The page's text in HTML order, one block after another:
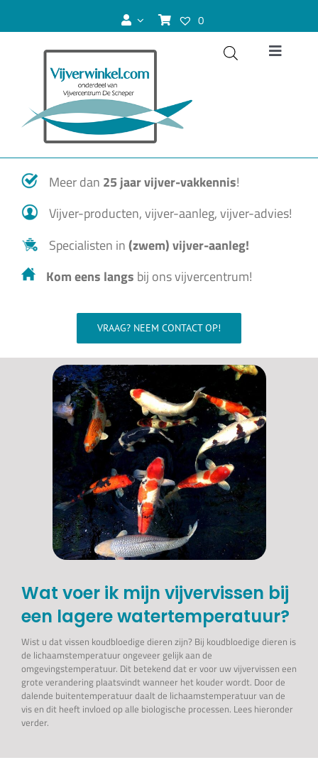
naar
0
Toggle
Zwemvijver
Koivijver
Vijverplanten
Waterkwaliteit
Aquarium
Onze showroom >>>
Meer dan 25 jaar vijver-vakkennis!
Vijver-producten, vijver-aanleg, vijver-advies!
Specialisten in(zwem) vijver-aanleg!
Kom eens langs bij ons vijvercentrum!
VRAAG? NEEM CONTACT OP!
Wat voer ik mijn vijvervissen bij
een lagere watertemperatuur?
Wist u dat vissen koudbloedige dieren zijn? Bij koudbloedige dieren is
de lichaamstemperatuur ongeveer gelijk aan de
omgevingstemperatuur. Dit betekend dat er voor uw vijvervissen een
grote verandering plaatsvindt wanneer het kouder wordt. Door de
dalende buitentemperatuur daalt de lichaamstemperatuur van de
vis en dit heeft invloed op alle biologische processen. Lees hieronder
verder.